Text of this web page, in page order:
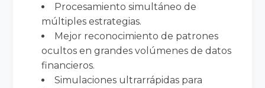
Procesamiento simultáneo de
múltiples estrategias.
Mejor reconocimiento de patrones
ocultos en grandes volúmenes de datos
financieros.
Simulaciones ultrarrápidas para